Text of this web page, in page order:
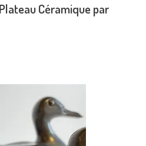
Plateau Céramique par